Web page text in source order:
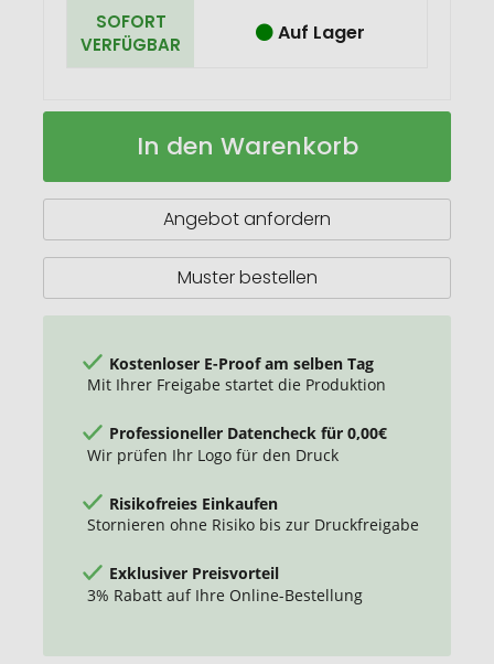
SOFORT
VERFÜGBAR
Auf Lager
Druckkugelschreiber
Auf
In den Warenkorb
Angebot anfordern
Muster bestellen
Kostenloser E-Proof am selben Tag
Mit Ihrer Freigabe startet die Produktion
Professioneller Datencheck für 0,00€
Wir prüfen Ihr Logo für den Druck
Risikofreies Einkaufen
Stornieren ohne Risiko bis zur Druckfreigabe
Exklusiver Preisvorteil
3% Rabatt auf Ihre Online-Bestellung